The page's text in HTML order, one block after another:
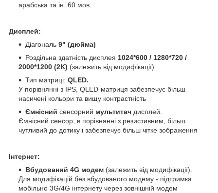
арабська та ін. 60 мов.
Дисплей:
Діагональ 9" (дюйма)
Роздільна здатність дисплея 1024*600 / 1280*720 /
2000*1200 (2K) (залежить від модифікації)
Тип матриці: QLED.
У порівнянні з IPS, QLED-матриця забезпечує більш
насичені кольори та вищу контрастність
Ємнісний сенсорний мультитач дисплей.
Ємнісний сенсор, в порівнянні з резистивним, більш
чутливий до дотику і забезпечує більш чітке зображення
Інтернет:
Вбудований 4G модем (залежить від модифікації).
Для модифікацій без вбудованого модему - підтримка
мобільно 3G/4G інтернету через зовнішній модем